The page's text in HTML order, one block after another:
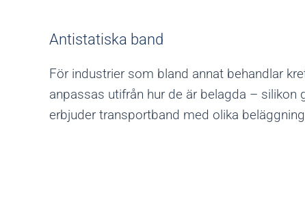
Antistatiska band
För industrier som bland annat behandlar
anpassas utifrån hur de är belagda –
erbjuder transportband med olika